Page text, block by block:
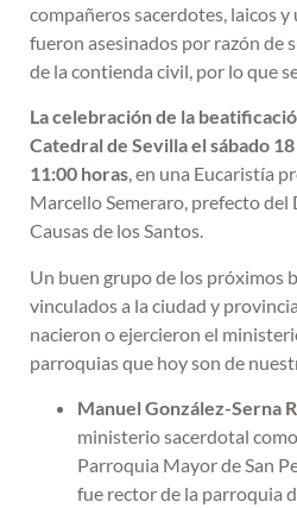
compañeros sacerdotes, laicos
fueron asesinados por razón de
de la contienda civil, por lo que
La celebración de la
Catedral de Sevilla el sábado
11:00 horas, en una Eucaristía
Marcello Semeraro, prefecto del
Causas de los Santos.
Un buen grupo de los próximos
vinculados a la ciudad y
nacieron o ejercieron el
parroquias que hoy son de
Manuel González-Serna
ministerio sacerdotal
Parroquia Mayor de San
fue rector de la parroquia